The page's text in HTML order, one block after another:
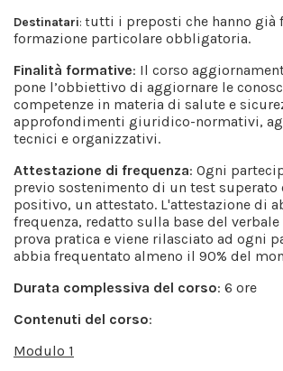
Destinatari: tutti i preposti che hanno già
formazione particolare obbligatoria.
Finalità formative: Il corso
pone l’obbiettivo di aggiornare le
competenze in materia di salute e
approfondimenti giuridico-normativi,
tecnici e organizzativi.
Attestazione di frequenza: Ogni
previo sostenimento di un test superato
positivo, un attestato. L'attestazione di
frequenza, redatto sulla base del
prova pratica e viene rilasciato ad ogni
abbia frequentato almeno il 90% del
Durata complessiva del corso: 6 ore
Contenuti del corso:
Modulo 1